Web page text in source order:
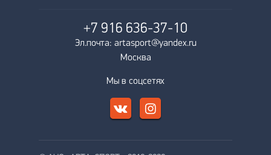
+7 916 636-37-10
Эл.почта: artasport@yandex.ru
Москва
Мы в соцсетях